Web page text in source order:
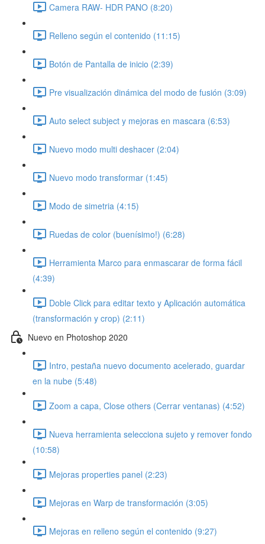
Camera RAW- HDR PANO (8:20)
Relleno según el contenido (11:15)
Botón de Pantalla de inicio (2:39)
Pre visualización dinámica del modo de fusión (3:09)
Auto select subject y mejoras en mascara (6:53)
Nuevo modo multi deshacer (2:04)
Nuevo modo transformar (1:45)
Modo de simetria (4:15)
Ruedas de color (buenísimo!) (6:28)
Herramienta Marco para enmascarar de forma fácil
(4:39)
Doble Click para editar texto y Aplicación automática
(transformación y crop) (2:11)
Nuevo en Photoshop 2020
Intro, pestaña nuevo documento acelerado, guardar
en la nube (5:48)
Zoom a capa, Close others (Cerrar ventanas) (4:52)
Nueva herramienta selecciona sujeto y remover fondo
(10:58)
Mejoras properties panel (2:23)
Mejoras en Warp de transformación (3:05)
Mejoras en relleno según el contenido (9:27)